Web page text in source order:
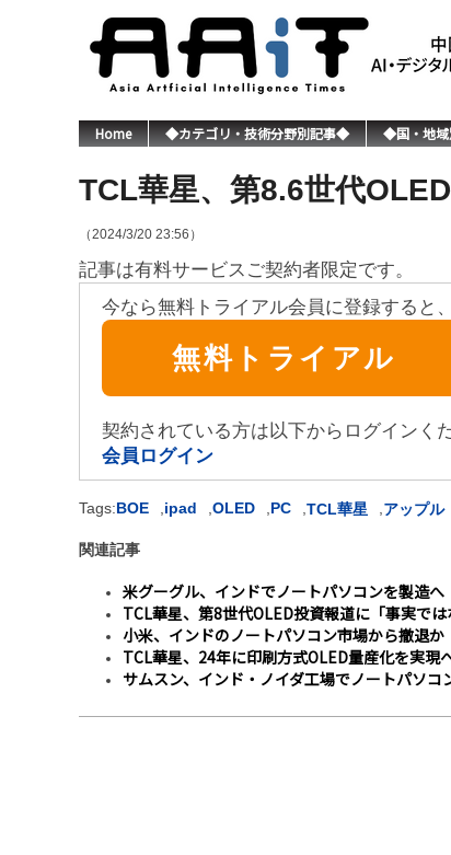
Home ◆カテゴリ・技術分野別記事◆ ◆国・地
TCL華星、第8.6世代
（2024/3/20 23:56）
記事は有料サービスご契約者限定です。
今なら無料トライアル会員に登録すると
無料トライアル
契約されている方は以下からログインくだ
会員ログイン
Tags:BOE ipad OLED PC TCL華星 アップル
関連記事
米グーグル、インドでノートパソコンを製造へ
TCL華星、第8世代OLED投資報道に「事実では
小米、インドのノートパソコン市場から撤退か
TCL華星、24年に印刷方式OLED量産化を実現
サムスン、インド・ノイダ工場でノートパソコ